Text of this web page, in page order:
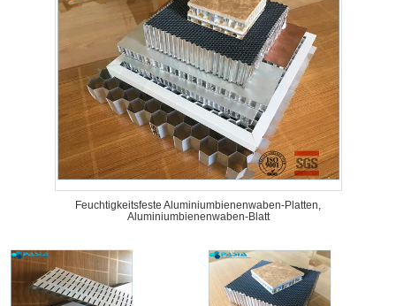
Feuchtigkeitsfeste Aluminiumbienenwaben-Platten,
Aluminiumbienenwaben-Blatt